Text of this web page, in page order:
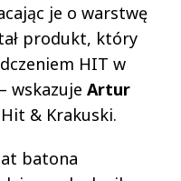
je o warstwę
produkt, który
HIT w
wskazuje Artur
& Krakuski.
batona